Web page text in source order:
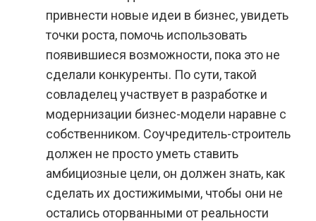
привнести новые идеи в бизнес, увидеть
точки роста, помочь использовать
появившиеся возможности, пока это не
сделали конкуренты. По сути, такой
совладелец участвует в разработке и
модернизации бизнес-модели наравне с
собственником. Соучредитель-строитель
должен не просто уметь ставить
амбициозные цели, он должен знать, как
сделать их достижимыми, чтобы они не
остались оторванными от реальности